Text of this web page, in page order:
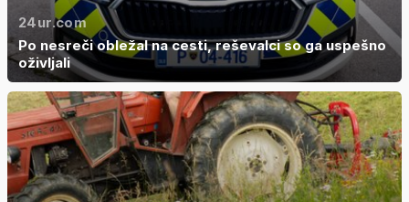
24ur.com
Po nesreči obležal na cesti, reševalci so ga uspešno
oživljali